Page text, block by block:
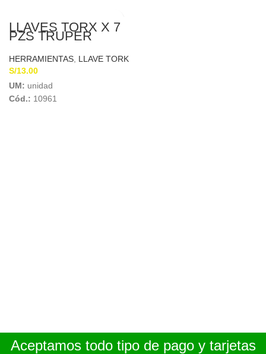
LLAVES TORX X 7
PZS TRUPER
15552
HERRAMIENTAS LLAVE TORK
S/13.00
UM: unidad
Cód.: 10961
Aceptamos todo tipo de pago y tarjetas